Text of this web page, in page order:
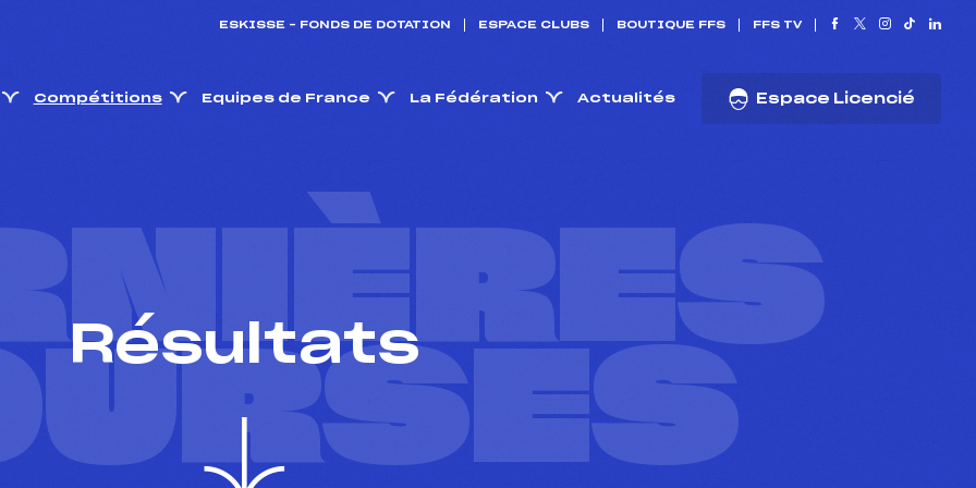
ESKISSE – FONDS DE DOTATION ESPACE CLUBS BOUTIQUE FFS FFS TV
Compétitions Equipes de France La Fédération Actualités Espace Licencié
Résultats